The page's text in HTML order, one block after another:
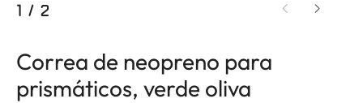
1 / 2
Correa de neopreno para
prismáticos, verde oliva